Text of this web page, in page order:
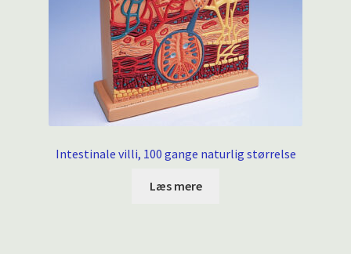
Intestinale villi, 100 gange naturlig størrelse
Læs mere